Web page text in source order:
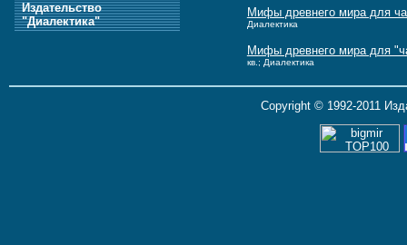
Издательство
"Диалектика"
Мифы древнего мира для
Диалектика
Мифы древнего мира для
кв.; Диалектика
Copyright © 1992-2011